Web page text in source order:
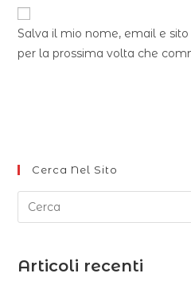
Salva il mio nome, email e
per la prossima volta che
Cerca Nel Sito
Articoli recenti